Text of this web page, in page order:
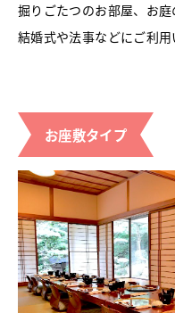
掘りごたつのお部屋、お
結婚式や法事などにご利
お座敷タイプ